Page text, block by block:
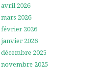
avril 2026
mars 2026
février 2026
janvier 2026
décembre 2025
novembre 2025